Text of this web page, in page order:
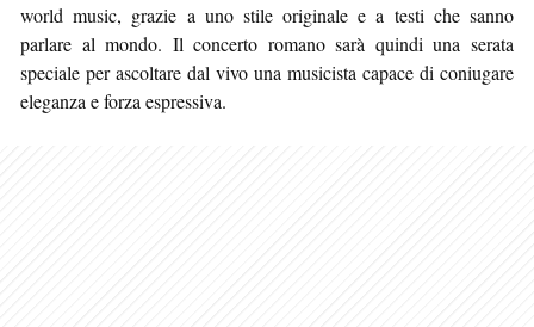
world music, grazie a uno stile originale e a testi che sanno
parlare al mondo. Il concerto romano sarà quindi una serata
speciale per ascoltare dal vivo una musicista capace di coniugare
eleganza e forza espressiva.